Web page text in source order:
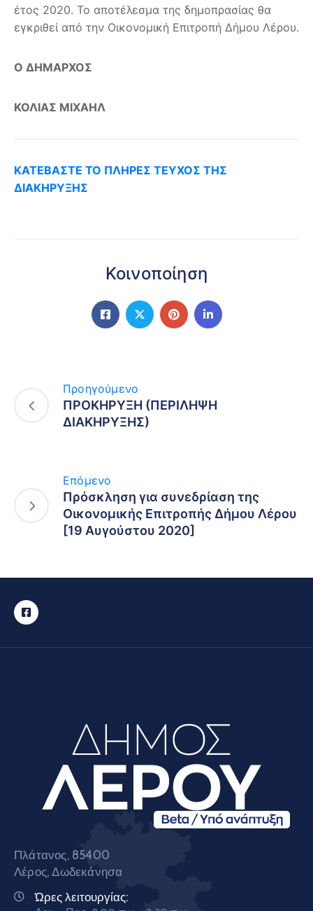
έτος 2020. Το αποτέλεσμα της δημοπρασίας θα
εγκριθεί από την Οικονομική Επιτροπή Δήμου Λέρου.
Ο ΔΗΜΑΡΧΟΣ
ΚΟΛΙΑΣ ΜΙΧΑΗΛ
ΚΑΤΕΒΑΣΤΕ ΤΟ ΠΛΗΡΕΣ ΤΕΥΧΟΣ ΤΗΣ
ΔΙΑΚΗΡΥΞΗΣ
Κοινοποίηση
Προηγούμενο
ΠΡΟΚΗΡΥΞΗ (ΠΕΡΙΛΗΨΗ
ΔΙΑΚΗΡΥΞΗΣ)
Επόμενο
Πρόσκληση για συνεδρίαση της
Οικονομικής Επιτροπής Δήμου Λέρου
[19 Αυγούστου 2020]
Πλάτανος, 85400
Λέρος, Δωδεκάνησα
Ώρες λειτουργίας: